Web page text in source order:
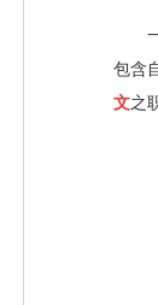
一
包含
文之